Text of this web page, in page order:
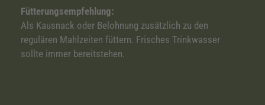
Fütterungsempfehlung:
Als Kausnack oder Belohnung zusätzlich zu den
regulären Mahlzeiten füttern. Frisches Trinkwasser
sollte immer bereitstehen.